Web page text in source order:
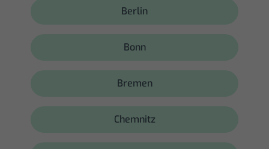
Berlin
Bonn
Bremen
Chemnitz